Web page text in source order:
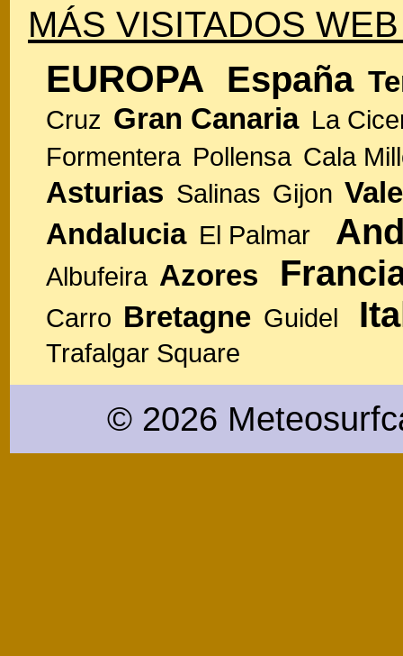
MÁS VISITADOS
EUROPA España
Cruz Gran Canaria La
Formentera Pollensa Cala
Asturias Salinas Gijon
Andalucia El Palmar
Albufeira Azores
Carro Bretagne Guidel
Trafalgar Square
© 2026